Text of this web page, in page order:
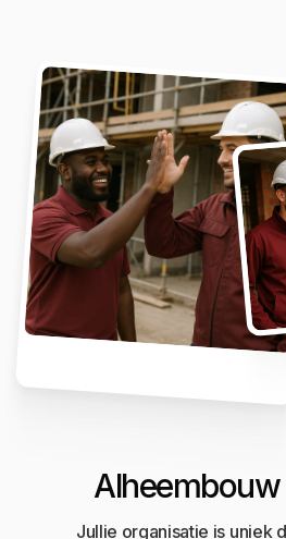
Jullie organisatie is uniek